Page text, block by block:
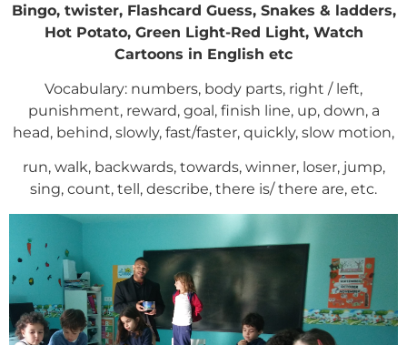
Bingo, twister, Flashcard Guess, Snakes & ladders,
Hot Potato, Green Light-Red Light, Watch
Cartoons in English etc
Vocabulary: numbers, body parts, right / left,
punishment, reward, goal, finish line, up, down, a
head, behind, slowly, fast/faster, quickly, slow motion,
run, walk, backwards, towards, winner, loser, jump,
sing, count, tell, describe, there is/ there are, etc.